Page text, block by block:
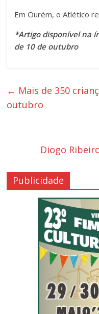
Em Ourém, o Atlético
*Artigo disponível na
de 10 de outubro
← Mais de 350
outubro
Diogo
Publicidade